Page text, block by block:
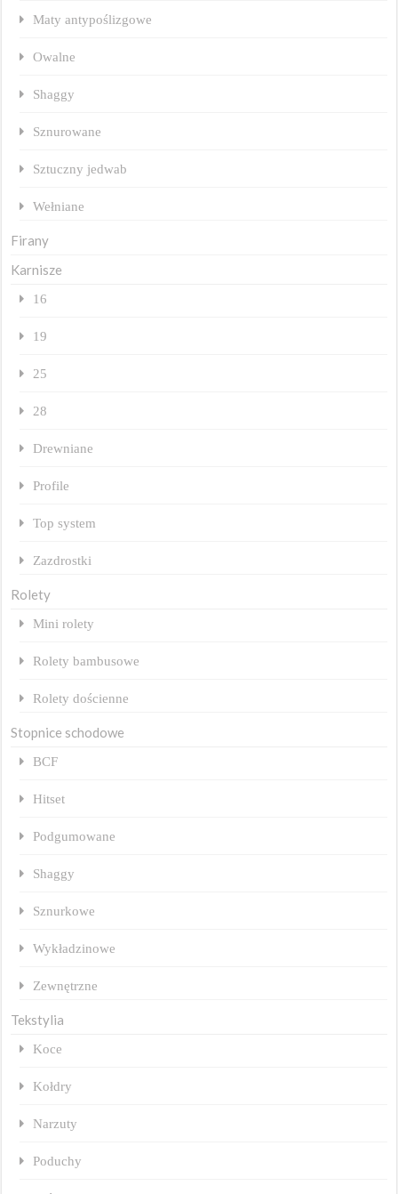
Maty antypoślizgowe
Owalne
Shaggy
Sznurowane
Sztuczny jedwab
Wełniane
Firany
Karnisze
16
19
25
28
Drewniane
Profile
Top system
Zazdrostki
Rolety
Mini rolety
Rolety bambusowe
Rolety dościenne
Stopnice schodowe
BCF
Hitset
Podgumowane
Shaggy
Sznurkowe
Wykładzinowe
Zewnętrzne
Tekstylia
Koce
Kołdry
Narzuty
Poduchy